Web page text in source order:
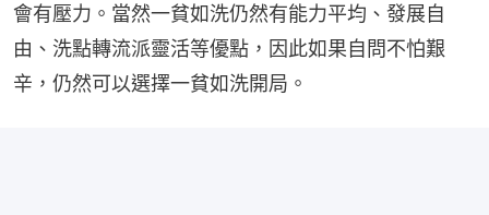
會有壓力。當然一貧如洗仍然有能力平均、發展自
由、洗點轉流派靈活等優點，因此如果自問不怕艱
辛，仍然可以選擇一貧如洗開局。